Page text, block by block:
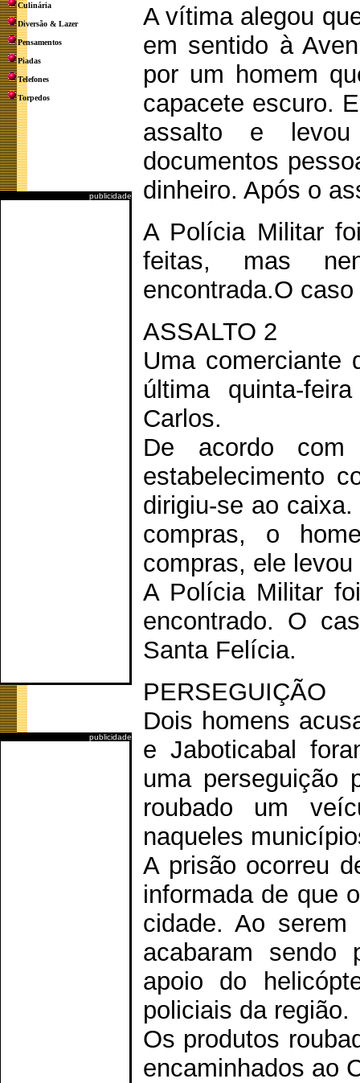
Culinária
Diversão & Lazer
Pensamentos
Piadas
Telefones
Torpedos
publicidade
publicidade
A vítima alegou
em sentido à
por um homem
capacete escuro.
assalto e
documentos
dinheiro. Após o
A Polícia Militar
feitas, mas
encontrada.O
ASSALTO 2
Uma comerciante
última quinta-
Carlos.
De acordo
estabelecimento
dirigiu-se ao
compras, o
compras, ele
A Polícia Militar
encontrado. O
Santa Felícia.
PERSEGUIÇÃO
Dois homens
e Jaboticabal
uma perseguição
roubado um
naqueles
A prisão ocorreu
informada de que
cidade. Ao serem
acabaram sendo
apoio do
policiais da região.
Os produtos
encaminhados ao